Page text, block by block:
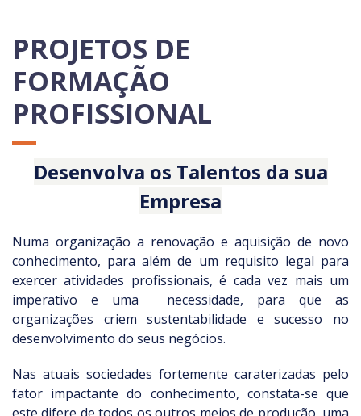
PROJETOS DE
FORMAÇÃO
PROFISSIONAL
Desenvolva os Talentos da sua
Empresa
Numa organização a renovação e aquisição de novo
conhecimento, para além de um requisito legal para
exercer atividades profissionais, é cada vez mais um
imperativo e uma necessidade, para que as
organizações criem sustentabilidade e sucesso no
desenvolvimento do seus negócios.
Nas atuais sociedades fortemente caraterizadas pelo
fator impactante do conhecimento, constata-se que